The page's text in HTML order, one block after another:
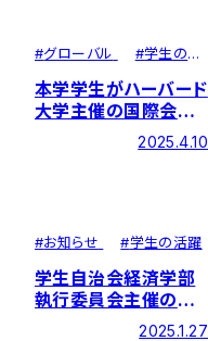
#グローバル #学生の活
本学学生がハーバード
大学主催の国際会議
HPAIRに参加しました
2025.4.10
#お知らせ #学生の活躍
学生自治会経済学部
執行委員会主催の
E×CONNECTを開催
2025.1.27